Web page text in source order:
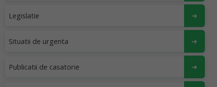
Legislatie
Situatii de urgenta
Publicatii de casatorie